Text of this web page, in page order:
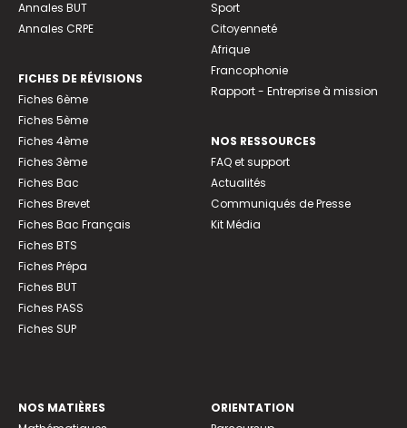
Annales BUT
Annales CRPE
FICHES DE RÉVISIONS
Fiches 6ème
Fiches 5ème
Fiches 4ème
Fiches 3ème
Fiches Bac
Fiches Brevet
Fiches Bac Français
Fiches BTS
Fiches Prépa
Fiches BUT
Fiches PASS
Fiches SUP
Sport
Citoyenneté
Afrique
Francophonie
Rapport - Entreprise à mission
NOS RESSOURCES
FAQ et support
Actualités
Communiqués de Presse
Kit Média
NOS MATIÈRES
ORIENTATION